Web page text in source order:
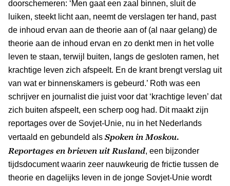
doorschemeren: ‘Men gaat een zaal binnen, sluit de
luiken, steekt licht aan, neemt de verslagen ter hand, past
de inhoud ervan aan de theorie aan of (al naar gelang) de
theorie aan de inhoud ervan en zo denkt men in het volle
leven te staan, terwijl buiten, langs de gesloten ramen, het
krachtige leven zich afspeelt. En de krant brengt verslag uit
van wat er binnenskamers is gebeurd.’ Roth was een
schrijver en journalist die juist voor dat ‘krachtige leven’ dat
zich buiten afspeelt, een scherp oog had. Dit maakt zijn
reportages over de Sovjet-Unie, nu in het Nederlands
vertaald en gebundeld als Spoken in Moskou.
Reportages en brieven uit Rusland, een bijzonder
tijdsdocument waarin zeer nauwkeurig de frictie tussen de
theorie en dagelijks leven in de jonge Sovjet-Unie wordt